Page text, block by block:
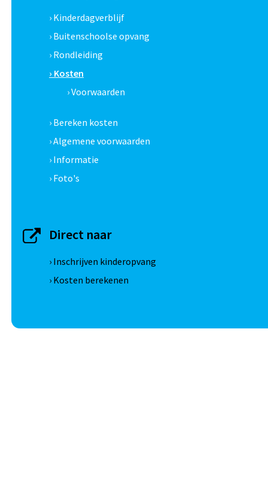
› Kinderdagverblijf
› Buitenschoolse opvang
› Rondleiding
› Kosten
› Voorwaarden
› Bereken kosten
› Algemene voorwaarden
› Informatie
› Foto's
Direct naar
› Inschrijven kinderopvang
› Kosten berekenen